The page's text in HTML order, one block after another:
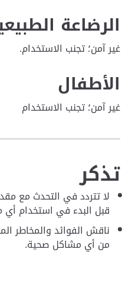
الرضاعة
غير آمن؛ تجنب الاستخدام.
الأطفال
غير آمن؛ تجنب الاستخدام
تذكر
لا تتردد في التحدث مع
قبل البدء في استخدام أي
ناقش الفوائد والمخاطر
من أي مشاكل صحية.